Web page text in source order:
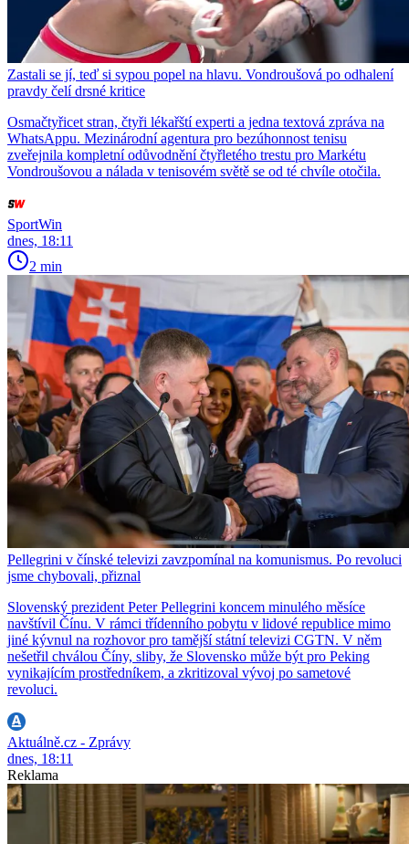
Zastali se jí, teď si sypou popel na hlavu. Vondroušová po odhalení
pravdy čelí drsné kritice
Osmačtyřicet stran, čtyři lékařští experti a jedna textová zpráva na
WhatsAppu. Mezinárodní agentura pro bezúhonnost tenisu
zveřejnila kompletní odůvodnění čtyřletého trestu pro Markétu
Vondroušovou a nálada v tenisovém světě se od té chvíle otočila.
SportWin
dnes, 18:11
2 min
Pellegrini v čínské televizi zavzpomínal na komunismus. Po revoluci
jsme chybovali, přiznal
Slovenský prezident Peter Pellegrini koncem minulého měsíce
navštívil Čínu. V rámci třídenního pobytu v lidové republice mimo
jiné kývnul na rozhovor pro tamější státní televizi CGTN. V něm
nešetřil chválou Číny, sliby, že Slovensko může být pro Peking
vynikajícím prostředníkem, a zkritizoval vývoj po sametové
revoluci.
Aktuálně.cz - Zprávy
dnes, 18:11
Reklama